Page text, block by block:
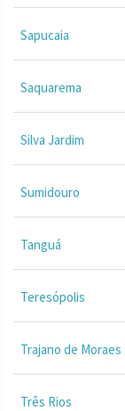
Sapucaia
Saquarema
Silva Jardim
Sumidouro
Tanguá
Teresópolis
Trajano de Moraes
Três Rios